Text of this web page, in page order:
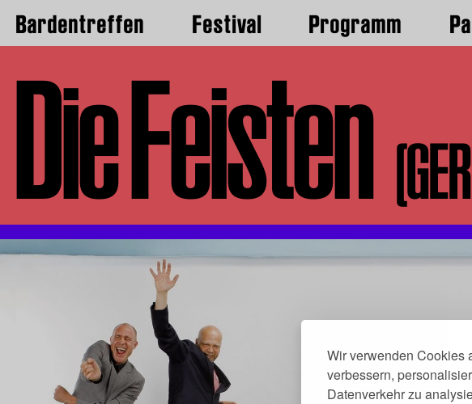
Wir verwenden Cookies
verbessern,
Datenverkehr zu
Bardentreffen Festival Programm
Die Feisten